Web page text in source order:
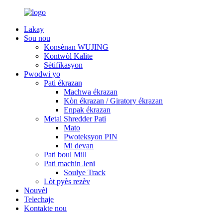
Lakay
Sou nou
Konsènan WUJING
Kontwòl Kalite
Sètifikasyon
Pwodwi yo
Pati ékrazan
Machwa ékrazan
Kòn ékrazan / Giratory ékrazan
Enpak ékrazan
Metal Shredder Pati
Mato
Pwoteksyon PIN
Mi devan
Pati boul Mill
Pati machin Jeni
Soulye Track
Lòt pyès rezèv
Nouvèl
Telechaje
Kontakte nou